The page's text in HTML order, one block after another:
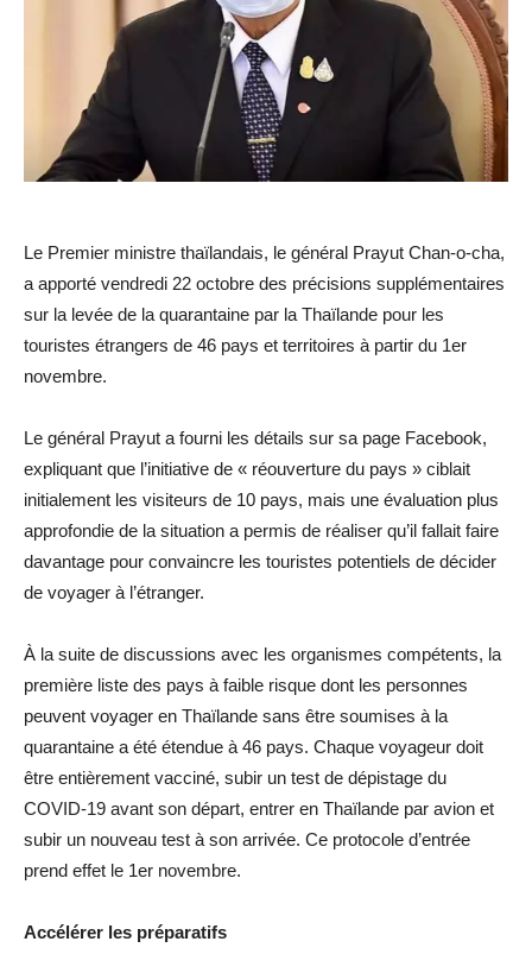
Le Premier ministre thaïlandais, le général Prayut Chan-o-cha,
a apporté vendredi 22 octobre des précisions supplémentaires
sur la levée de la quarantaine par la Thaïlande pour les
touristes étrangers de 46 pays et territoires à partir du 1er
novembre.
Le général Prayut a fourni les détails sur sa page Facebook,
expliquant que l’initiative de « réouverture du pays » ciblait
initialement les visiteurs de 10 pays, mais une évaluation plus
approfondie de la situation a permis de réaliser qu’il fallait faire
davantage pour convaincre les touristes potentiels de décider
de voyager à l’étranger.
À la suite de discussions avec les organismes compétents, la
première liste des pays à faible risque dont les personnes
peuvent voyager en Thaïlande sans être soumises à la
quarantaine a été étendue à 46 pays. Chaque voyageur doit
être entièrement vacciné, subir un test de dépistage du
COVID-19 avant son départ, entrer en Thaïlande par avion et
subir un nouveau test à son arrivée. Ce protocole d’entrée
prend effet le 1er novembre.
Accélérer les préparatifs